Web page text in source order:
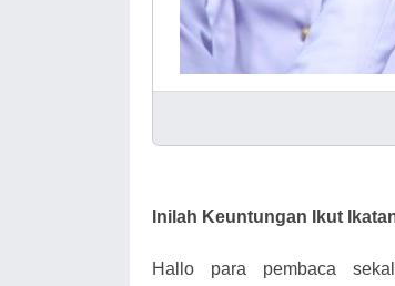
Inilah Keuntungan Ikut
Hallo para pembaca